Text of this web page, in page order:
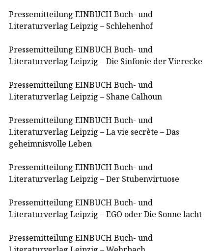
Pressemitteilung EINBUCH Buch- und
Literaturverlag Leipzig – Schlehenhof
Pressemitteilung EINBUCH Buch- und
Literaturverlag Leipzig – Die Sinfonie der Vierecke
Pressemitteilung EINBUCH Buch- und
Literaturverlag Leipzig – Shane Calhoun
Pressemitteilung EINBUCH Buch- und
Literaturverlag Leipzig – La vie secrète – Das
geheimnisvolle Leben
Pressemitteilung EINBUCH Buch- und
Literaturverlag Leipzig – Der Stubenvirtuose
Pressemitteilung EINBUCH Buch- und
Literaturverlag Leipzig – EGO oder Die Sonne lacht
Pressemitteilung EINBUCH Buch- und